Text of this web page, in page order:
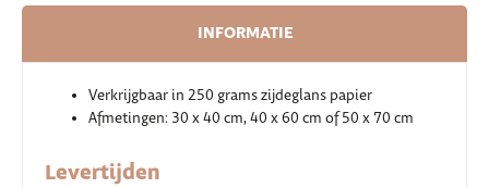
INFORMATIE
Verkrijgbaar in 250 grams zijdeglans papier
Afmetingen: 30 x 40 cm, 40 x 60 cm of 50 x 70 cm
Levertijden